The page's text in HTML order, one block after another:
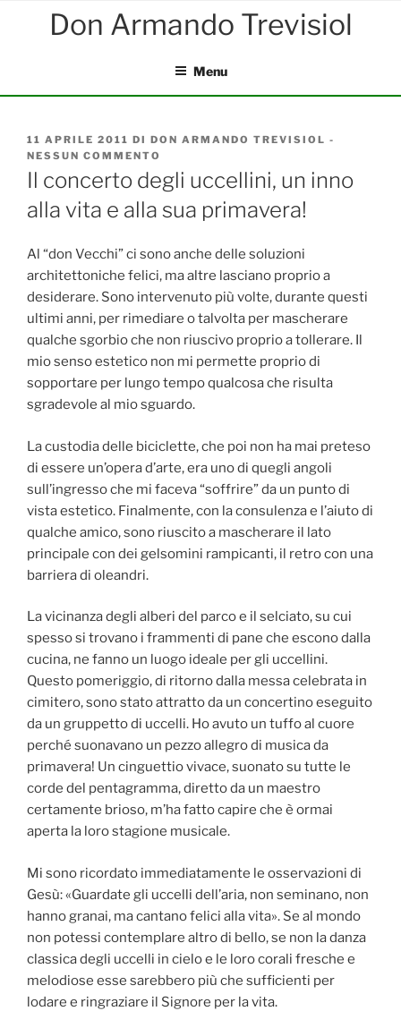
Menu
PUBBLICATO
IL
11 APRILE 2011 DI DON ARMANDO TREVISIOL -
NESSUN COMMENTO
CONCERTO
DEGLI
UCCELLINI,
INNO
ALLA
VITA
E
ALLA
PRIMAVERA!
Il concerto degli uccellini, un inno
alla vita e alla sua primavera!
Al “don Vecchi” ci sono anche delle soluzioni
architettoniche felici, ma altre lasciano proprio a
desiderare. Sono intervenuto più volte, durante questi
ultimi anni, per rimediare o talvolta per mascherare
qualche sgorbio che non riuscivo proprio a tollerare. Il
mio senso estetico non mi permette proprio di
sopportare per lungo tempo qualcosa che risulta
sgradevole al mio sguardo.
La custodia delle biciclette, che poi non ha mai preteso
di essere un’opera d’arte, era uno di quegli angoli
sull’ingresso che mi faceva “soffrire” da un punto di
vista estetico. Finalmente, con la consulenza e l’aiuto di
qualche amico, sono riuscito a mascherare il lato
principale con dei gelsomini rampicanti, il retro con una
barriera di oleandri.
La vicinanza degli alberi del parco e il selciato, su cui
spesso si trovano i frammenti di pane che escono dalla
cucina, ne fanno un luogo ideale per gli uccellini.
Questo pomeriggio, di ritorno dalla messa celebrata in
cimitero, sono stato attratto da un concertino eseguito
da un gruppetto di uccelli. Ho avuto un tuffo al cuore
perché suonavano un pezzo allegro di musica da
primavera! Un cinguettio vivace, suonato su tutte le
corde del pentagramma, diretto da un maestro
certamente brioso, m’ha fatto capire che è ormai
aperta la loro stagione musicale.
Mi sono ricordato immediatamente le osservazioni di
Gesù: «Guardate gli uccelli dell’aria, non seminano, non
hanno granai, ma cantano felici alla vita». Se al mondo
non potessi contemplare altro di bello, se non la danza
classica degli uccelli in cielo e le loro corali fresche e
melodiose esse sarebbero più che sufficienti per
lodare e ringraziare il Signore per la vita.